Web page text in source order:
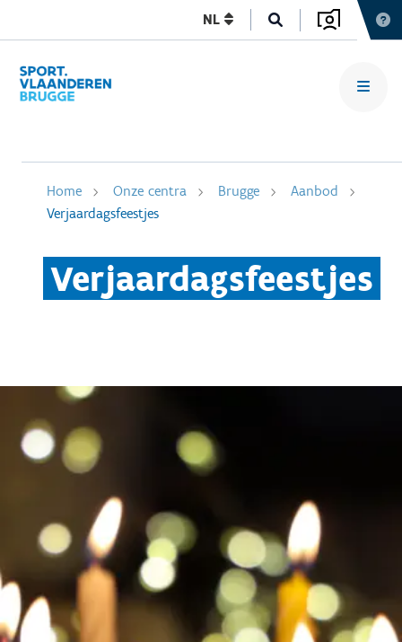
NL
Home Onze centra Brugge
Aanbod
Verjaardagsfeestjes
Verjaardagsfeestjes